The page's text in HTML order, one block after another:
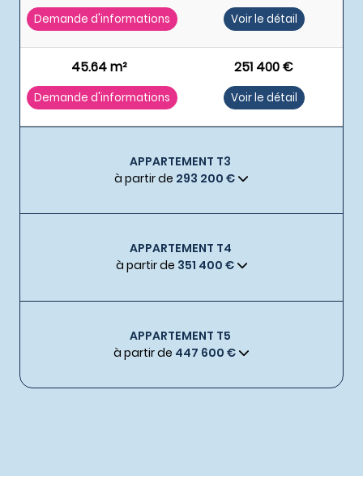
Demande d'informations Voir le détail
45.64 m² 251 400 €
Demande d'informations Voir le détail
APPARTEMENT T3
à partir de 293 200 €
APPARTEMENT T4
à partir de 351 400 €
APPARTEMENT T5
à partir de 447 600 €